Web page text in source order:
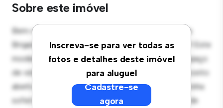
Sobre este imóvel
Inscreva-se para ver todas as
fotos e detalhes deste imóvel
para aluguel
Cadastre-se
agora
Bem-vindo ao seu novo refúgio urbano em Avenida
Brigadeiro Luís Antônio - Bela Vista - SÃO PAULO! Este
moderno apartamento de 2 quartos oferece um espaço
de vida elegante e aconchegante. O layout em conceito
aberto é perfeito para receber convidados, e a cozinha
sofisticada está equipada com eletrodomésticos de